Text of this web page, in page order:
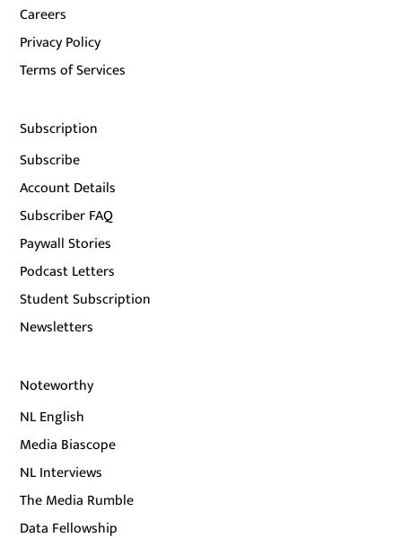
Careers
Privacy Policy
Terms of Services
Subscription
Subscribe
Account Details
Subscriber FAQ
Paywall Stories
Podcast Letters
Student Subscription
Newsletters
Noteworthy
NL English
Media Biascope
NL Interviews
The Media Rumble
Data Fellowship